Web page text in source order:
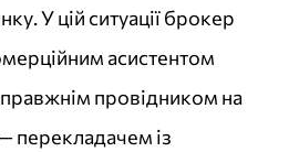
У цій ситуації брокер
асистентом
провідником на
перекладачем із